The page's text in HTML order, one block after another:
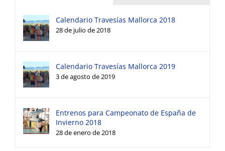
Calendario Travesías Mallorca 2018
28 de julio de 2018
Calendario Travesías Mallorca 2019
3 de agosto de 2019
Entrenos para Campeonato de España de
Invierno 2018
28 de enero de 2018